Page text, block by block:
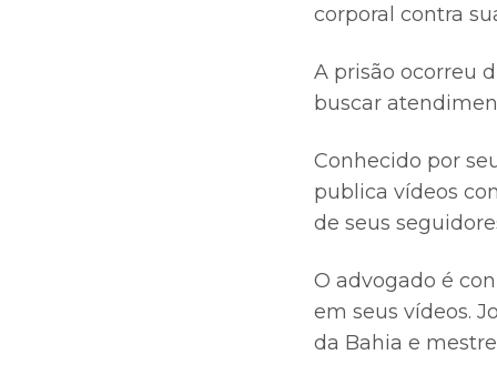
corporal contra
A prisão ocorreu
buscar
Conhecido por
publica vídeos
de seus
O advogado é
em seus vídeos.
da Bahia e